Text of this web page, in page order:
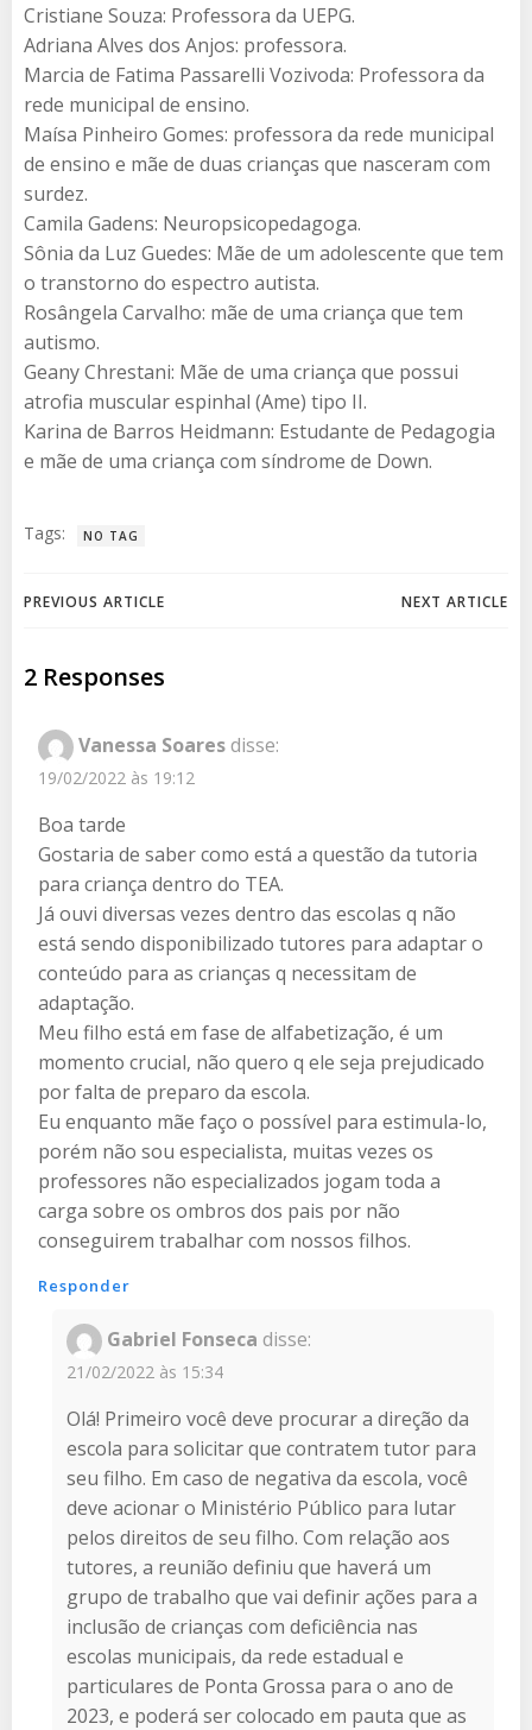
Cristiane Souza: Professora da UEPG.
Adriana Alves dos Anjos: professora.
Marcia de Fatima Passarelli Vozivoda: Professora da
rede municipal de ensino.
Maísa Pinheiro Gomes: professora da rede municipal
de ensino e mãe de duas crianças que nasceram com
surdez.
Camila Gadens: Neuropsicopedagoga.
Sônia da Luz Guedes: Mãe de um adolescente que tem
o transtorno do espectro autista.
Rosângela Carvalho: mãe de uma criança que tem
autismo.
Geany Chrestani: Mãe de uma criança que possui
atrofia muscular espinhal (Ame) tipo II.
Karina de Barros Heidmann: Estudante de Pedagogia
e mãe de uma criança com síndrome de Down.
Tags: NO TAG
Post
navigation
PREVIOUS ARTICLE NEXT ARTICLE
2 Responses
Vanessa Soaresdisse:
19/02/2022 às 19:12
Boa tarde
Gostaria de saber como está a questão da tutoria
para criança dentro do TEA.
Já ouvi diversas vezes dentro das escolas q não
está sendo disponibilizado tutores para adaptar o
conteúdo para as crianças q necessitam de
adaptação.
Meu filho está em fase de alfabetização, é um
momento crucial, não quero q ele seja prejudicado
por falta de preparo da escola.
Eu enquanto mãe faço o possível para estimula-lo,
porém não sou especialista, muitas vezes os
professores não especializados jogam toda a
carga sobre os ombros dos pais por não
conseguirem trabalhar com nossos filhos.
Responder
Gabriel Fonseca disse:
21/02/2022 às 15:34
Olá! Primeiro você deve procurar a direção da
escola para solicitar que contratem tutor para
seu filho. Em caso de negativa da escola, você
deve acionar o Ministério Público para lutar
pelos direitos de seu filho. Com relação aos
tutores, a reunião definiu que haverá um
grupo de trabalho que vai definir ações para a
inclusão de crianças com deficiência nas
escolas municipais, da rede estadual e
particulares de Ponta Grossa para o ano de
2023, e poderá ser colocado em pauta que as